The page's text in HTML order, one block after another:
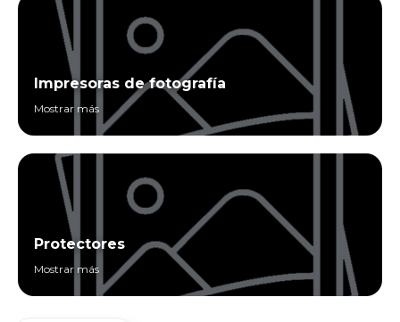
Impresoras de fotografía
Mostrar más
Protectores
Mostrar más